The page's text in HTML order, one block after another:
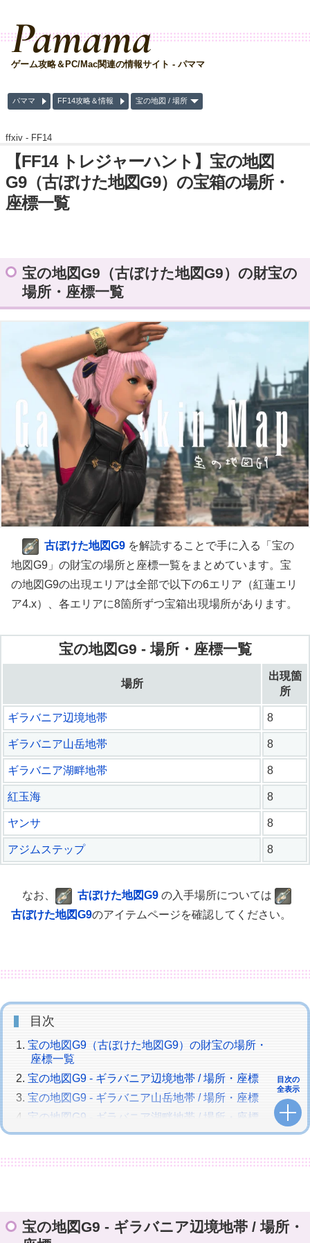
Pamama
ゲーム攻略＆PC/Mac関連の情報サイト - パママ
パママ FF14攻略＆情報 宝の地図 / 場所
ffxiv - FF14
【FF14 トレジャーハント】宝の地図
G9（古ぼけた地図G9）の宝箱の場所・
座標一覧
宝の地図G9（古ぼけた地図G9）の財宝の
場所・座標一覧
古ぼけた地図G9 を解読することで手に入る「宝の
地図G9」の財宝の場所と座標一覧をまとめています。宝
の地図G9の出現エリアは全部で以下の6エリア（紅蓮エリ
ア4.x）、各エリアに8箇所ずつ宝箱出現場所があります。
宝の地図G9 - 場所・座標一覧
場所
出現箇
所
ギラバニア辺境地帯 8
ギラバニア山岳地帯 8
ギラバニア湖畔地帯 8
紅玉海 8
ヤンサ 8
アジムステップ 8
なお、 古ぼけた地図G9 の入手場所については
古ぼけた地図G9のアイテムページを確認してください。
目次
宝の地図G9（古ぼけた地図G9）の財宝の場所・
座標一覧
宝の地図G9 - ギラバニア辺境地帯 / 場所・座標
宝の地図G9 - ギラバニア山岳地帯 / 場所・座標
宝の地図G9 - ギラバニア湖畔地帯 / 場所・座標
宝の地図G9 - 紅玉海 / 場所・座標
宝の地図G9 - ヤンサ / 場所・座標
目次の
全表示
宝の地図G9 - ギラバニア辺境地帯 / 場所・